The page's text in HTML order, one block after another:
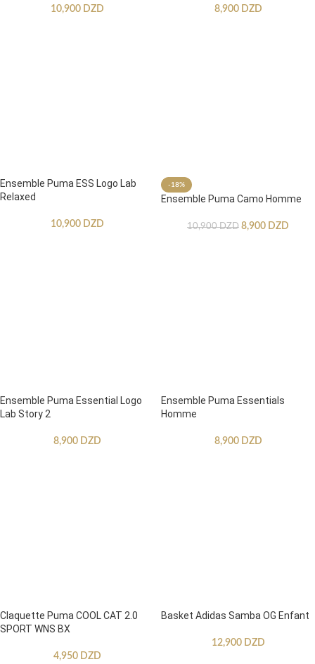
10,900 DZD 8,900 DZD
Ensemble Puma ESS Logo Lab
Relaxed
10,900 DZD
-18%
Ensemble Puma Camo Homme
10,900DZD 8,900 DZD
Ensemble Puma Essential Logo
Lab Story 2
8,900 DZD
Ensemble Puma Essentials
Homme
8,900 DZD
Claquette Puma COOL CAT 2.0
SPORT WNS BX
4,950 DZD
Basket Adidas Samba OG Enfant
12,900 DZD